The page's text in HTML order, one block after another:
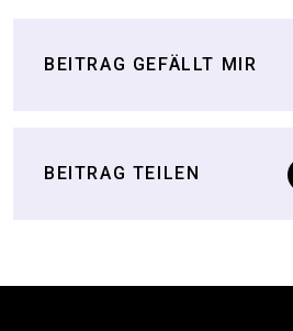
BEITRAG GEFÄLLT MIR
BEITRAG TEILEN